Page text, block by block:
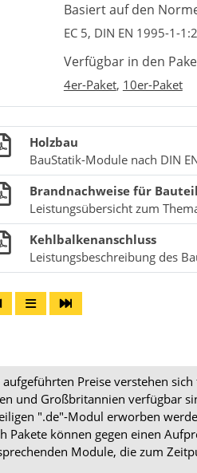
Basiert auf den
EC 5, DIN EN 1995-1-
Verfügbar in den
4er-Paket, 10er-Paket
Holzbau
BauStatik-Module nach DIN
Brandnachweise für
Leistungsübersicht zum
Kehlbalkenanschluss
Leistungsbeschreibung des
aufgeführten Preise verstehen
und Großbritannien verfügbar
".de"-Modul erworben
Pakete können gegen einen
Module, die zum